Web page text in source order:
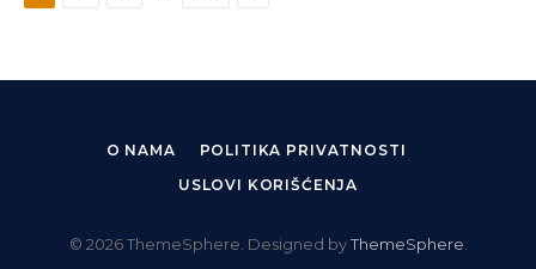
O NAMA
POLITIKA PRIVATNOSTI
USLOVI KORIŠĆENJA
© 2026 ThemeSphere. Designed byThemeSphere